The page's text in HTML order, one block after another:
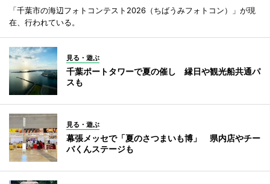
「千葉市の海辺フォトコンテスト2026（ちばうみフォトコン）」が現
在、行われている。
見る・遊ぶ
千葉ポートタワーで夏の催し 縁日や観光船共通パ
スも
見る・遊ぶ
幕張メッセで「夏のさつまいも博」 県内店やチー
バくんステージも